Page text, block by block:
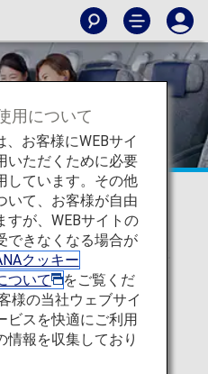
コノミー
コノミー
ミークラス 座席・シートに
用について
お客様にWEBサイ
いただくために必要
しています。その他
いて、お客様が自由
すが、WEBサイトの
できなくなる場合が
クッキー
ついて
をご覧くだ
様の当社ウェブサイ
ビスを快適にご利用
情報を収集しており